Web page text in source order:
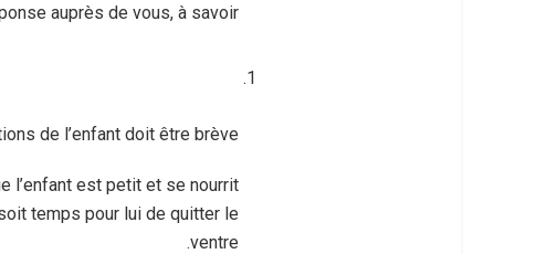
auprès de vous, à savoir :
de l’enfant doit être brève.
l’enfant est petit et se nourrit
temps pour lui de quitter le
ventre.